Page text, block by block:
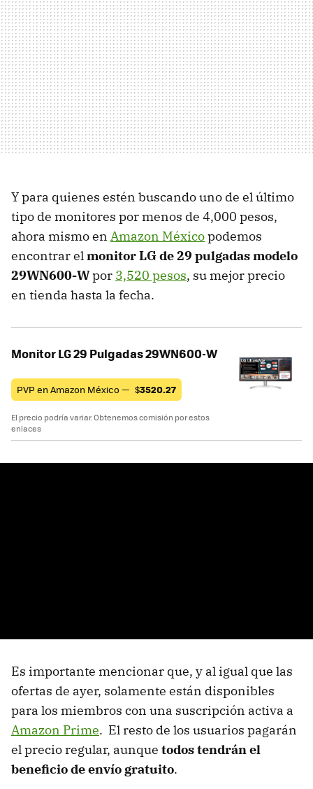
Y para quienes estén buscando uno de el último
tipo de monitores por menos de 4,000 pesos,
ahora mismo en Amazon Méxicopodemos
encontrar elmonitor LG de 29 pulgadas modelo
29WN600-Wpor 3,520 pesos, su mejor precio
en tienda hasta la fecha.
Monitor LG 29 Pulgadas 29WN600-W
PVP en Amazon México — $3520.27
El precio podría variar. Obtenemos comisión por estos
enlaces
Es importante mencionar que, y al igual que las
ofertas de ayer, solamente están disponibles
para los miembros con una suscripción activa a
Amazon Prime. El resto de los usuarios pagarán
el precio regular, aunque todos tendrán el
beneficio de envío gratuito.